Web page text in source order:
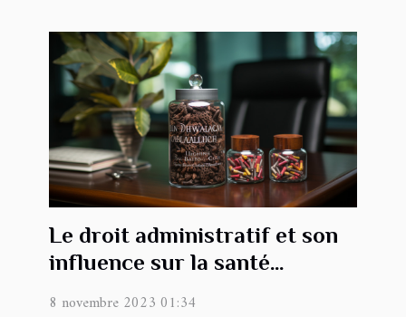
Le droit administratif et son
influence sur la santé
8 novembre 2023 01:34